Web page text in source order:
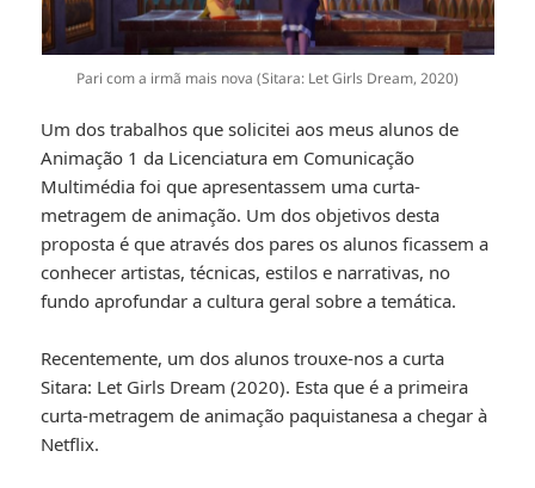
Pari com a irmã mais nova (Sitara: Let Girls Dream, 2020)
Um dos trabalhos que solicitei aos meus alunos de
Animação 1 da Licenciatura em Comunicação
Multimédia foi que apresentassem uma curta-
metragem de animação. Um dos objetivos desta
proposta é que através dos pares os alunos ficassem a
conhecer artistas, técnicas, estilos e narrativas, no
fundo aprofundar a cultura geral sobre a temática.
Recentemente, um dos alunos trouxe-nos a curta
Sitara: Let Girls Dream (2020). Esta que é a primeira
curta-metragem de animação paquistanesa a chegar à
Netflix.